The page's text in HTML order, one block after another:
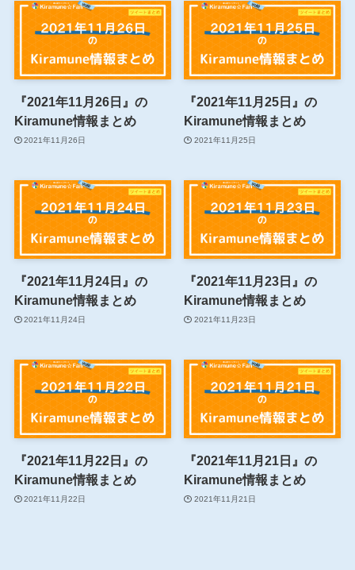
『2021年11月26日』の
Kiramune情報まとめ
2021年11月26日
『2021年11月25日』の
Kiramune情報まとめ
2021年11月25日
『2021年11月24日』の
Kiramune情報まとめ
2021年11月24日
『2021年11月23日』の
Kiramune情報まとめ
2021年11月23日
『2021年11月22日』の
Kiramune情報まとめ
2021年11月22日
『2021年11月21日』の
Kiramune情報まとめ
2021年11月21日